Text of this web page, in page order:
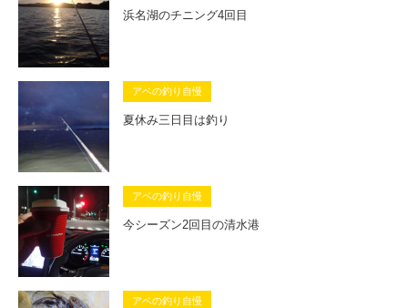
浜名湖のチニング4回目
アベの釣り自慢
夏休み三日目は釣り
アベの釣り自慢
今シーズン2回目の清水港
アベの釣り自慢